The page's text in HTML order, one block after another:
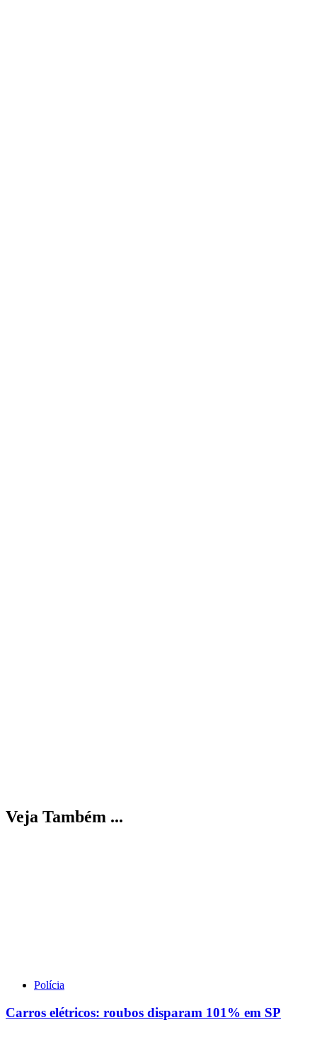
Veja Também ...
Polícia
Carros elétricos: roubos disparam 101% em SP